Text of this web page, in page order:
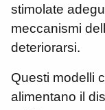
stimolate
meccanismi
deteriorarsi.
Questi modelli
alimentano il